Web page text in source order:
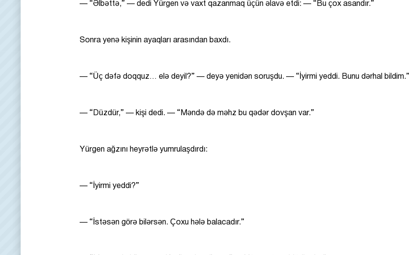
— “Əlbəttə,” — dedi Yürgen və vaxt qazanmaq üçün əlavə etdi: — “Bu çox asandır.”
Sonra yenə kişinin ayaqları arasından baxdı.
— “Üç dəfə doqquz… elə deyil?” — deyə yenidən soruşdu. — “İyirmi yeddi. Bunu dərhal bildim.”
— “Düzdür,” — kişi dedi. — “Məndə də məhz bu qədər dovşan var.”
Yürgen ağzını heyrətlə yumrulaşdırdı:
— “İyirmi yeddi?”
— “İstəsən görə bilərsən. Çoxu hələ balacadır.”